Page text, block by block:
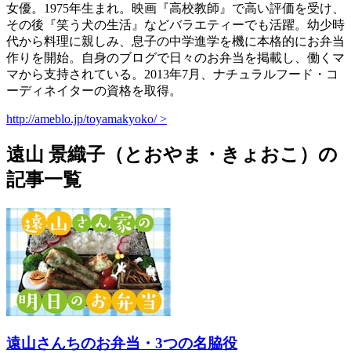
女優。1975年生まれ。映画『高校教師』で高い評価を受け、
その後『笑う犬の生活』などバラエティーでも活躍。幼少時
代から料理に親しみ、息子の中学進学を機に本格的にお弁当
作りを開始。自身のブログで日々のお弁当を掲載し、働くマ
マから支持されている。2013年7月、ナチュラルフード・コ
ーディネイターの資格を取得。
http://ameblo.jp/toyamakyoko/ >
遠山 景織子（とおやま・きょおこ）の
記事一覧
遠山さんちのお弁当・3つの名脇役